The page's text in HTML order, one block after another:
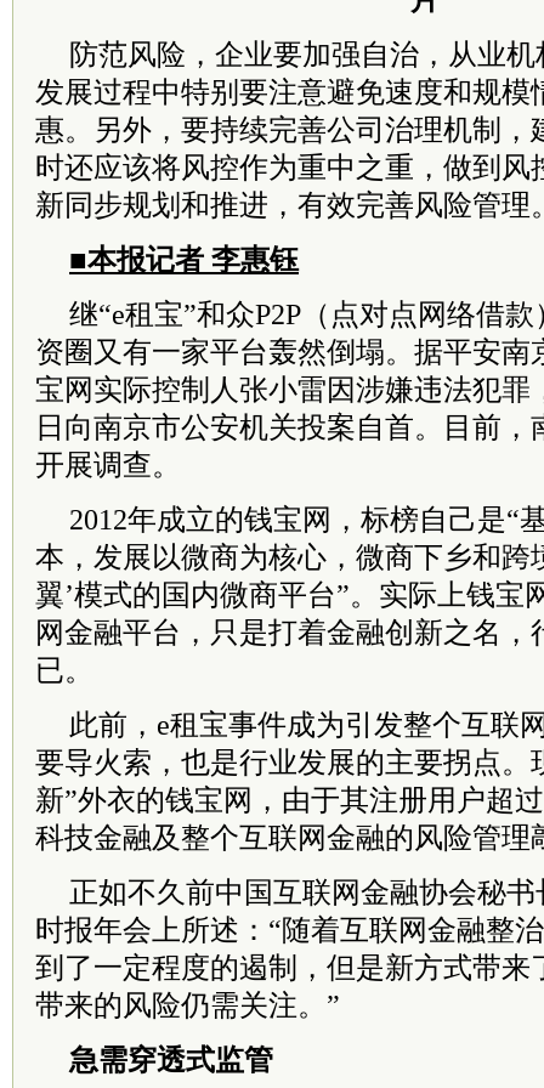
防范风险，企业要加强自治，从业
发展过程中特别要注意避免速度和规模
惠。另外，要持续完善公司治理机制，
时还应该将风控作为重中之重，做到风
新同步规划和推进，有效完善风险管理
■本报记者 李惠钰
继“e租宝”和众P2P（点对点网络借
资圈又有一家平台轰然倒塌。据平安南
宝网实际控制人张小雷因涉嫌违法犯罪
日向南京市公安机关投案自首。目前
开展调查。
2012年成立的钱宝网，标榜自己是“
本，发展以微商为核心，微商下乡和跨
翼’模式的国内微商平台”。实际上钱宝
网金融平台，只是打着金融创新之名，
已。
此前，e租宝事件成为引发整个互联
要导火索，也是行业发展的主要拐点。
新”外衣的钱宝网，由于其注册用户超
科技金融及整个互联网金融的风险管理
正如不久前中国互联网金融协会秘书
时报年会上所述：“随着互联网金融整
到了一定程度的遏制，但是新方式带来
带来的风险仍需关注。”
急需穿透式监管